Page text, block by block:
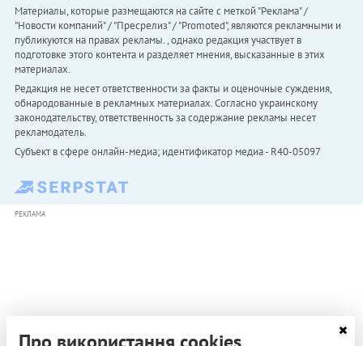
Материалы, которые размещаются на сайте с меткой "Реклама" /
"Новости компаний" / "Пресрелиз" / "Promoted", являются рекламными и
публикуются на правах рекламы. , однако редакция участвует в
подготовке этого контента и разделяет мнения, высказанные в этих
материалах.
Редакция не несет ответственности за факты и оценочные суждения,
обнародованные в рекламных материалах. Согласно украинскому
законодательству, ответственность за содержание рекламы несет
рекламодатель.
Субъект в сфере онлайн-медиа; идентификатор медиа - R40-05097
РЕКЛАМА